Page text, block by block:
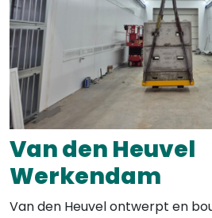
Van den Heuvel
Werkendam
Van den Heuvel ontwerpt en